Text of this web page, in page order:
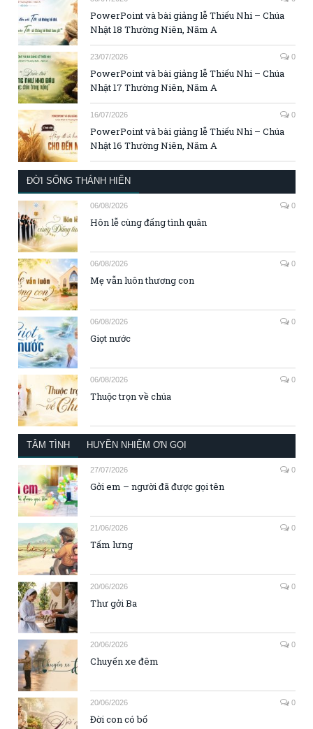
PowerPoint và bài giảng lễ Thiếu Nhi – Chúa
Nhật 18 Thường Niên, Năm A
23/07/2026 0
PowerPoint và bài giảng lễ Thiếu Nhi – Chúa
Nhật 17 Thường Niên, Năm A
16/07/2026 0
PowerPoint và bài giảng lễ Thiếu Nhi – Chúa
Nhật 16 Thường Niên, Năm A
ĐỜI SỐNG THÁNH HIẾN
06/08/2026 0
Hôn lễ cùng đấng tình quân
06/08/2026 0
Mẹ vẫn luôn thương con
06/08/2026 0
Giọt nước
06/08/2026 0
Thuộc trọn về chúa
TÂM TÌNH HUYỀN NHIỆM ƠN GỌI
27/07/2026 0
Gởi em – người đã được gọi tên
21/06/2026 0
Tấm lưng
20/06/2026 0
Thư gởi Ba
20/06/2026 0
Chuyến xe đêm
20/06/2026 0
Đời con có bố